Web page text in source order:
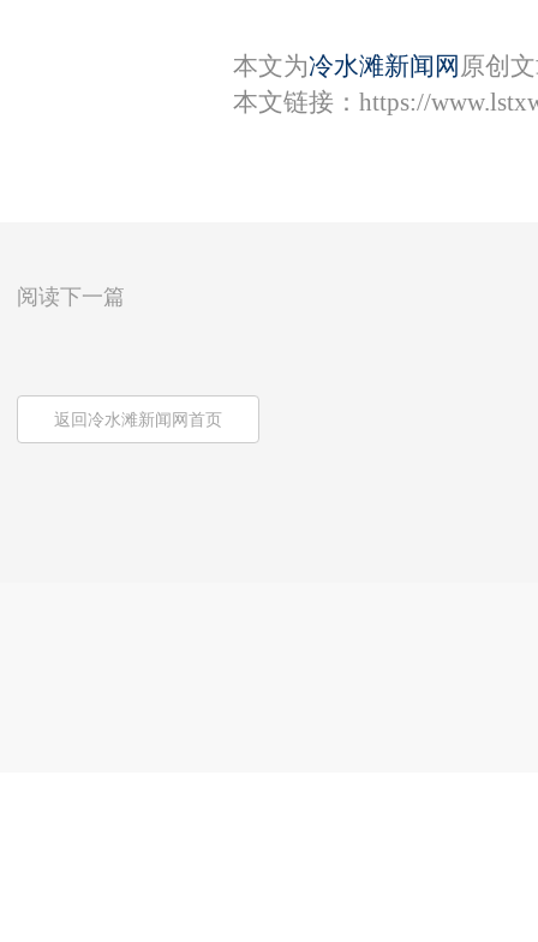
本文为冷水滩新闻网 原创
本文链接： https://
阅读下一篇
返回冷水滩新闻网首页